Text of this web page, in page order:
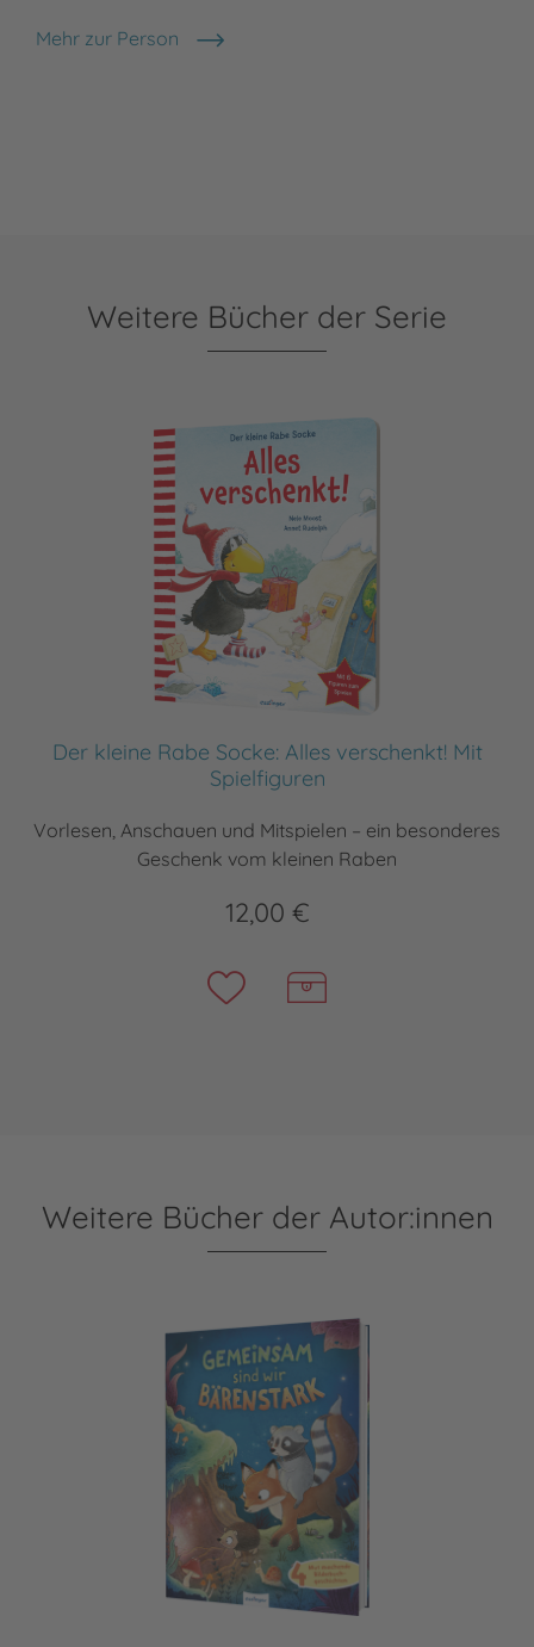
Mehr zur Person
Annet Rudolph
Weitere Bücher der Serie
Der kleine Rabe Socke: Alles verschenkt! Mit
Spielfiguren
Vorlesen, Anschauen und Mitspielen – ein besonderes
Geschenk vom kleinen Raben
12,00 €
Weitere Bücher der Autor:innen
Gemeinsam sind wir bärenstark